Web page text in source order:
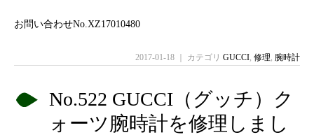
お問い合わせNo.XZ17010480
2017-01-18 ｜ カテゴリ GUCCI, 修理, 腕時計
No.522 GUCCI（グッチ）ク
ォーツ腕時計を修理しまし